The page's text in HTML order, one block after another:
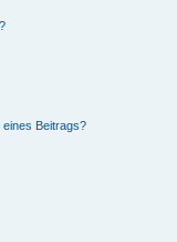
eines Beitrags?